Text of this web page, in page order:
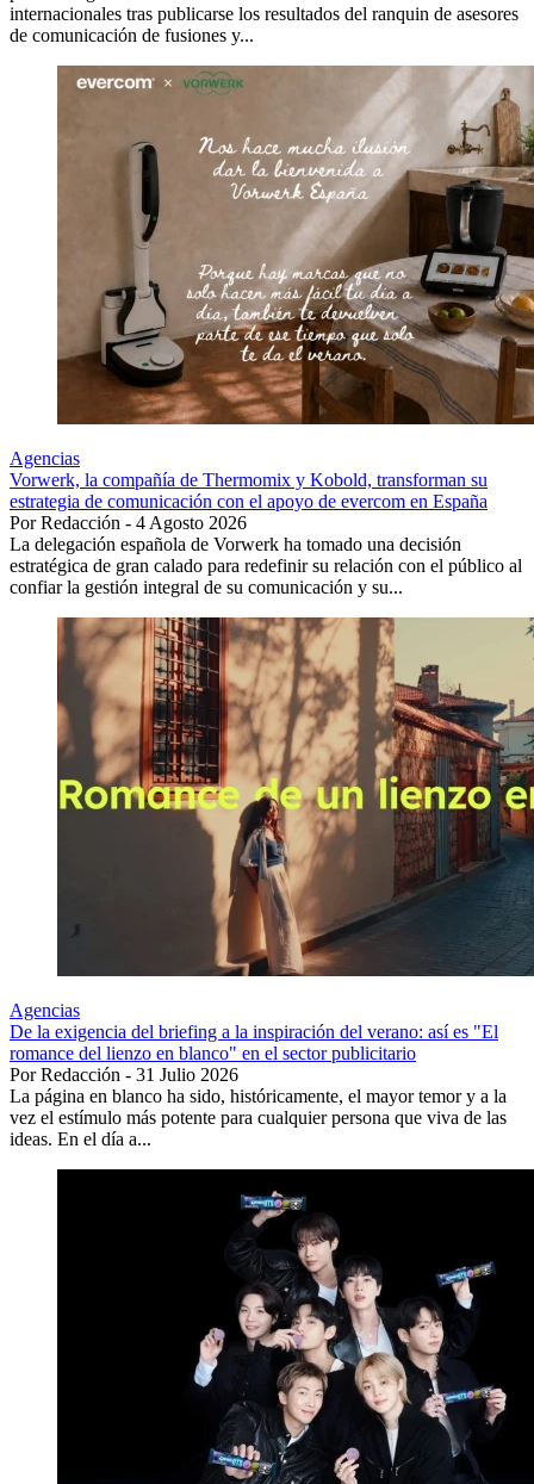
internacionales tras publicarse los resultados del ranquin de asesores
de comunicación de fusiones y...
Agencias
Vorwerk, la compañía de Thermomix y Kobold, transforman su
estrategia de comunicación con el apoyo de evercom en España
Por Redacción - 4 Agosto 2026
La delegación española de Vorwerk ha tomado una decisión
estratégica de gran calado para redefinir su relación con el público al
confiar la gestión integral de su comunicación y su...
Agencias
De la exigencia del briefing a la inspiración del verano: así es "El
romance del lienzo en blanco" en el sector publicitario
Por Redacción - 31 Julio 2026
La página en blanco ha sido, históricamente, el mayor temor y a la
vez el estímulo más potente para cualquier persona que viva de las
ideas. En el día a...